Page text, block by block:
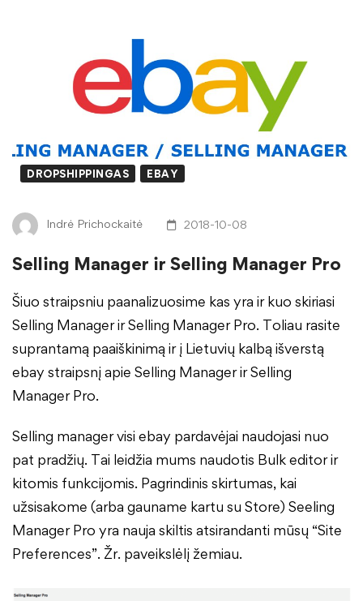
DROPSHIPPINGAS EBAY
Indrė Prichockaitė 2018-10-08
Selling Manager ir Selling Manager Pro
Šiuo straipsniu paanalizuosime kas yra ir kuo skiriasi
Selling Manager ir Selling Manager Pro. Toliau rasite
suprantamą paaiškinimą ir į Lietuvių kalbą išverstą
ebay straipsnį apie Selling Manager ir Selling
Manager Pro.
Selling manager visi ebay pardavėjai naudojasi nuo
pat pradžių. Tai leidžia mums naudotis Bulk editor ir
kitomis funkcijomis. Pagrindinis skirtumas, kai
užsisakome (arba gauname kartu su Store) Seeling
Manager Pro yra nauja skiltis atsirandanti mūsų “Site
Preferences”. Žr. paveikslėlį žemiau.